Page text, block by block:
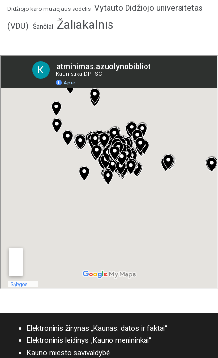
Didžiojo karo muziejaus sodelis Vytauto Didžiojo universitetas
(VDU) Šančiai Žaliakalnis
Elektroninis žinynas „Kaunas: datos ir faktai“
Elektroninis leidinys „Kauno menininkai“
Kauno miesto savivaldybė